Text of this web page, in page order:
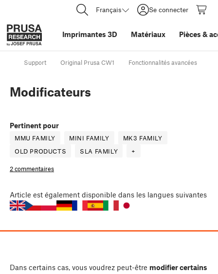
Français Se connecter
Imprimantes 3D Matériaux Pièces &
Support Original Prusa CW1 Fonctionnalités avancées
Modificateurs
Pertinent pour
MMU FAMILY MINI FAMILY
MK3 FAMILY
OLD PRODUCTS
SLA FAMILY +
2 commentaires
Article est également disponible dans les langues suivantes
Dans certains cas, vous voudrez peut-être modifier certains